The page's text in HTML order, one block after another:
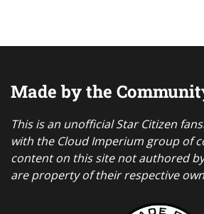
Made by the
This is an unofficial Star Citizen
with the Cloud Imperium group of
content on this site not authored
are property of their respective